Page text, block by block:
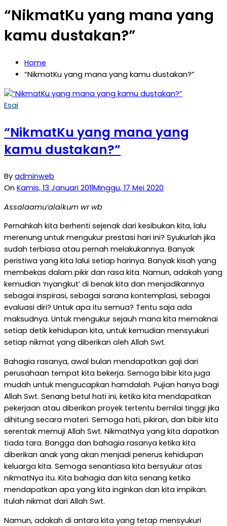
“NikmatKu yang mana yang
kamu dustakan?”
Home
“NikmatKu yang mana yang kamu dustakan?”
Esai
“NikmatKu yang mana yang
kamu dustakan?”
By adminweb
On Kamis, 13 Januari 2011Minggu, 17 Mei 2020
Assalaamu’alaikum wr wb
Pernahkah kita berhenti sejenak dari kesibukan kita, lalu
merenung untuk mengukur prestasi hari ini? Syukurlah jika
sudah terbiasa atau pernah melakukannya. Banyak
peristiwa yang kita lalui setiap harinya. Banyak kisah yang
membekas dalam pikir dan rasa kita. Namun, adakah yang
kemudian ‘nyangkut’ di benak kita dan menjadikannya
sebagai inspirasi, sebagai sarana kontemplasi, sebagai
evaluasi diri? Untuk apa itu semua? Tentu saja ada
maksudnya. Untuk mengukur sejauh mana kita memaknai
setiap detik kehidupan kita, untuk kemudian mensyukuri
setiap nikmat yang diberikan oleh Allah Swt.
Bahagia rasanya, awal bulan mendapatkan gaji dari
perusahaan tempat kita bekerja. Semoga bibir kita juga
mudah untuk mengucapkan hamdalah. Pujian hanya bagi
Allah Swt. Senang betul hati ini, ketika kita mendapatkan
pekerjaan atau diberikan proyek tertentu bernilai tinggi jika
dihitung secara materi. Semoga hati, pikiran, dan bibir kita
serentak memuji Allah Swt. NikmatNya yang kita dapatkan
tiada tara. Bangga dan bahagia rasanya ketika kita
diberikan anak yang akan menjadi penerus kehidupan
keluarga kita. Semoga senantiasa kita bersyukur atas
nikmatNya itu. Kita bahagia dan kita senang ketika
mendapatkan apa yang kita inginkan dan kita impikan.
Itulah nikmat dari Allah Swt.
Namun, adakah di antara kita yang tetap mensyukuri